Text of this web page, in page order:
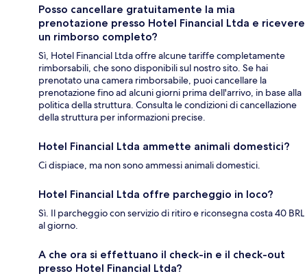
Posso cancellare gratuitamente la mia
prenotazione presso Hotel Financial Ltda e ricevere
un rimborso completo?
Sì, Hotel Financial Ltda offre alcune tariffe completamente
rimborsabili, che sono disponibili sul nostro sito. Se hai
prenotato una camera rimborsabile, puoi cancellare la
prenotazione fino ad alcuni giorni prima dell'arrivo, in base alla
politica della struttura. Consulta le condizioni di cancellazione
della struttura per informazioni precise.
Hotel Financial Ltda ammette animali domestici?
Ci dispiace, ma non sono ammessi animali domestici.
Hotel Financial Ltda offre parcheggio in loco?
Sì. Il parcheggio con servizio di ritiro e riconsegna costa 40 BRL
al giorno.
A che ora si effettuano il check-in e il check-out
presso Hotel Financial Ltda?